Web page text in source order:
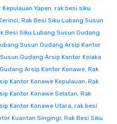
Yapen, rak besi siku
, Rak Besi Siku Lubang Susun
Besi Siku Lubang Susun Gudang
Susun Gudang Arsip Kantor
Gudang Arsip Kantor Kolaka
Arsip Kantor Konawe, Rak
Kantor Konawe Kepulauan, Rak
Kantor Konawe Selatan, Rak
Kantor Konawe Utara, rak besi
Kuantan Singingi, Rak Besi Siku